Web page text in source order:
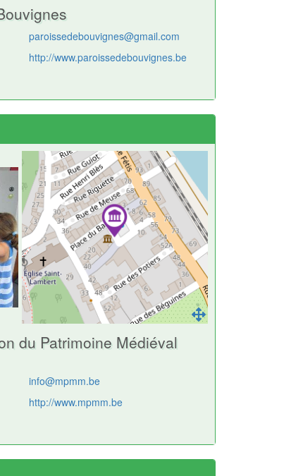
paroissedebouvignes@gmail.com
http://www.paroissedebouvignes.be
du Patrimoine Médiéval
info@mpmm.be
http://www.mpmm.be